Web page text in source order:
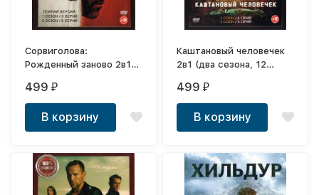
Сорвиголова:
Рожденный заново 2в1
полная версия)
499₽
В корзину
Каштановый человечек
2в1 (два сезона, 12
499₽
В корзину